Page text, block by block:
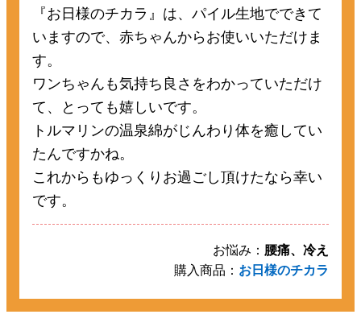
『お日様のチカラ』は、パイル生地でできて
いますので、赤ちゃんからお使いいただけま
す。
ワンちゃんも気持ち良さをわかっていただけ
て、とっても嬉しいです。
トルマリンの温泉綿がじんわり体を癒してい
たんですかね。
これからもゆっくりお過ごし頂けたなら幸い
です。
お悩み： 腰痛、冷え
購入商品： お日様のチカラ